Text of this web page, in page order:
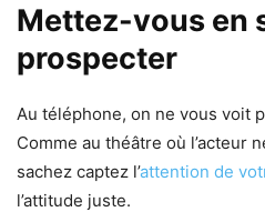
Mettez-vous en
prospecter
Au téléphone, on ne vous voit
Comme au théâtre où l’acteur
sachez captez l’attention de
l’attitude juste.